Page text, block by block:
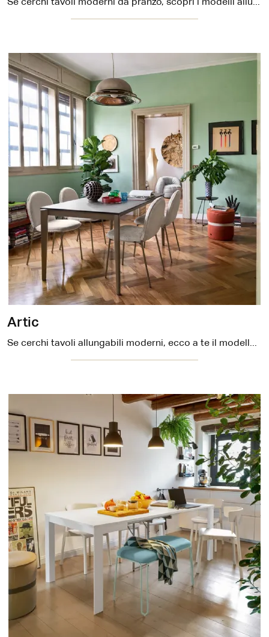
Se cerchi tavoli moderni da pranzo, scopri i modelli allungabili di Connubia: clicca e scopri il modello Bold in melaminico.
Artic
Se cerchi tavoli allungabili moderni, ecco a te il modello da cucina in melaminico Artic dell'azienda Connubia.